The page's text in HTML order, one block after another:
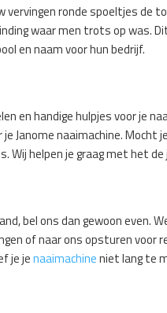
vervingen ronde spoeltjes de
waar men trots op was.
en naam voor hun bedrijf.
en handige hulpjes voor je
Janome naaimachine. Mocht
Wij helpen je graag met het
bel ons dan gewoon even.
of naar ons opsturen
je jenaaimachineniet lang te